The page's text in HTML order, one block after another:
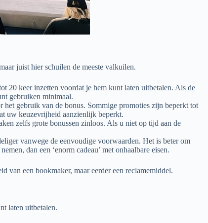
juist hier schuilen de meeste valkuilen.
20 keer inzetten voordat je hem kunt laten uitbetalen. Als de
gebruiken minimaal.
gebruik van de bonus. Sommige promoties zijn beperkt tot
uw keuzevrijheid aanzienlijk beperkt.
zelfs grote bonussen zinloos. Als u niet op tijd aan de
vanwege de eenvoudige voorwaarden. Het is beter om
dan een ‘enorm cadeau’ met onhaalbare eisen.
van een bookmaker, maar eerder een reclamemiddel.
laten uitbetalen.